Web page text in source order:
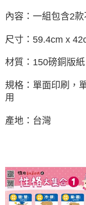
內容：一組包含2
尺寸：59.4cm x
材質：150磅銅版紙
規格：單面印刷，
用
產地：台灣